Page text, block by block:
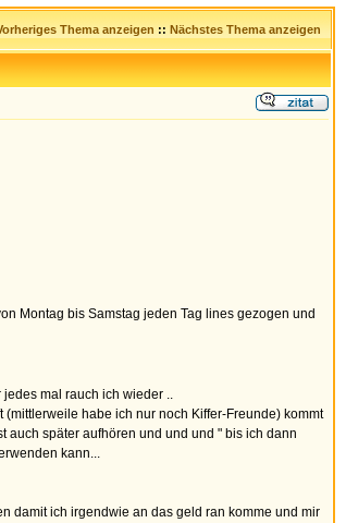
Thema anzeigen :: Nächstes Thema anzeigen
Montag bis Samstag jeden Tag lines gezogen und
mal rauch ich wieder ..
habe ich nur noch Kiffer-Freunde) kommt
auch später aufhören und und und " bis ich dann
kann...
damit ich irgendwie an das geld ran komme und mir